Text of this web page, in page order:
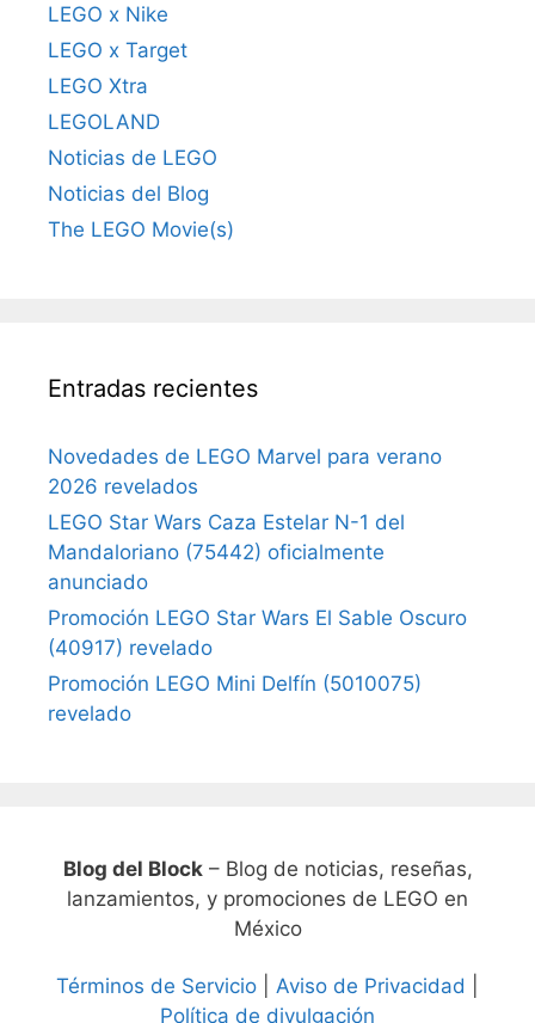
LEGO x Nike
LEGO x Target
LEGO Xtra
LEGOLAND
Noticias de LEGO
Noticias del Blog
The LEGO Movie(s)
Entradas recientes
Novedades de LEGO Marvel para verano
2026 revelados
LEGO Star Wars Caza Estelar N-1 del
Mandaloriano (75442) oficialmente
anunciado
Promoción LEGO Star Wars El Sable Oscuro
(40917) revelado
Promoción LEGO Mini Delfín (5010075)
revelado
Blog del Block– Blog de noticias, reseñas,
lanzamientos, y promociones de LEGO en
México
Términos de Servicio Aviso de Privacidad
Política de divulgación